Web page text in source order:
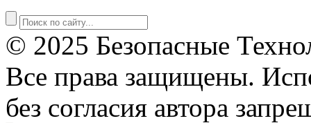
© 2025 Безопасные
Все права защищены.
без согласия автора